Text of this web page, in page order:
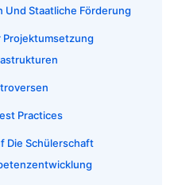
Und Staatliche Förderung
Projektumsetzung
Practices
Die Schülerschaft